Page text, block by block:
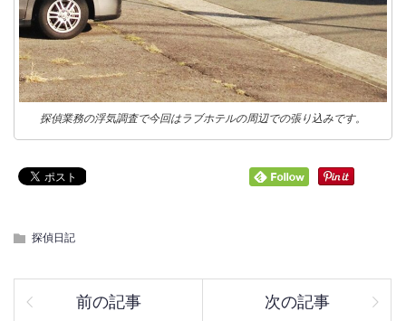
探偵業務の浮気調査で今回はラブホテルの周辺での張り込みです。
探偵日記
前の記事 次の記事